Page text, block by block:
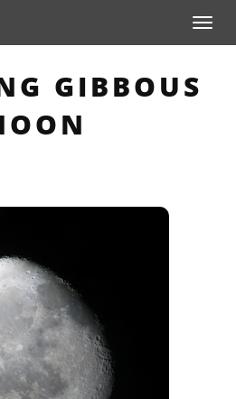
Toggle
GIBBOUS